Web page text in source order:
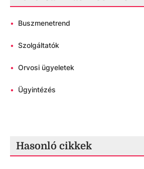
• Buszmenetrend
• Szolgáltatók
• Orvosi ügyeletek
• Ügyintézés
Hasonló cikkek